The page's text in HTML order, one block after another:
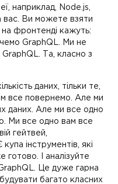
наприклад, Node.js,
вас. Ви можете взяти
на фронтенді кажуть:
GraphQL. Ми не
Та, класно з
даних, тільки те,
все повернемо. Але ми
даних. Але ми все одно
Ми все одно вам все
гейтвей,
інструментів, які
готово. І аналізуйте
Це дуже гарна
багато класних